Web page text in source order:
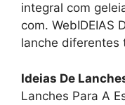
integral com
com. WebIDEIAS
lanche diferentes
Ideias De
Lanches Para A